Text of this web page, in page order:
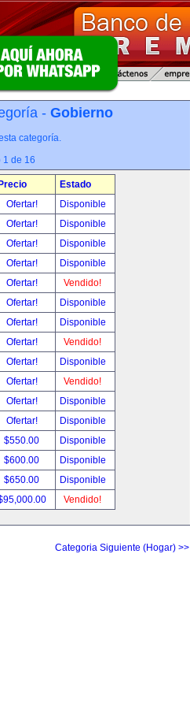
- Gobierno
categoría.
1 de 16
Precio
Estado
Ofertar!
Disponible
Ofertar!
Disponible
Ofertar!
Disponible
Ofertar!
Disponible
Ofertar!
Vendido!
Ofertar!
Disponible
Ofertar!
Disponible
Ofertar!
Vendido!
Ofertar!
Disponible
Ofertar!
Vendido!
Ofertar!
Disponible
Ofertar!
Disponible
$550.00
Disponible
$600.00
Disponible
$650.00
Disponible
Vendido!
Categoria Siguiente (Hogar) >>